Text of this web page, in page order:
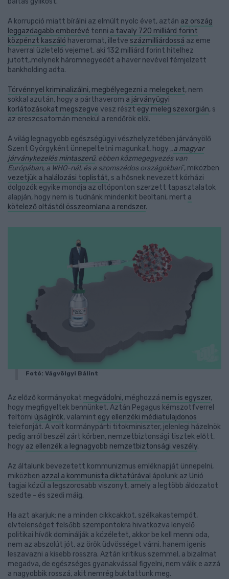
A korrupció miatt bírálni az elmúlt nyolc évet, aztán az ország
leggazdagabb emberévé tenni a tavaly 720 milliárd forint
közpénzt kaszáló haveromat, illetve százmilliárdossá az eme
haverral üzletelő vejemet, aki 132 milliárd forint hitelhez
jutott,.melynek háromnegyedét a haver nevével fémjelzett
bankholding adta.
Törvénnyel kriminalizálni, megbélyegezni a melegeket, nem
sokkal azután, hogy a párthaverom a járványügyi
korlátozásokat megszegve vesz részt egy meleg szexorgián, s
az ereszcsatornán menekül a rendőrök elől.
A világ legnagyobb egészségügyi vészhelyzetében járványölő
Szent Györgyként ünnepeltetni magunkat, hogy „a magyar
járványkezelés mintaszerű, ebben közmegegyezés van
Európában, a WHO-nál, és a szomszédos országokban”, miközben
vezetjük a halálozási toplistát, s a hősnek nevezett kórházi
dolgozók egyike mondja az oltóponton szerzett tapasztalatok
alapján, hogy nem is tudnánk mindenkit beoltani, mert a
kötelező oltástól összeomlana a rendszer.
Fotó: Vágvölgyi Bálint
Az előző kormányokat megvádolni, méghozzá nem is egyszer,
hogy megfigyeltek bennünket. Aztán Pegagus kémszotfverrel
feltörni újságírók, valamint egy ellenzéki médiatulajdonos
telefonját. A volt kormánypárti titokminiszter, jelenlegi házelnök
pedig arról beszél zárt körben, nemzetbiztonsági tisztek előtt,
hogy az ellenzék a legnagyobb nemzetbiztonsági veszély.
Az általunk bevezetett kommunizmus emléknapját ünnepelni,
miközben azzal a kommunista diktatúrával ápolunk az Unió
tagjai közül a legszorosabb viszonyt, amely a legtöbb áldozatot
szedte - és szedi máig.
Ha azt akarjuk: ne a minden cikkcakkot, szélkakastempót,
elvtelenséget felsőbb szempontokra hivatkozva lenyelő
politikai hívők dominálják a közéletet, akkor be kell menni oda,
nem az abszolút jót, az örök üdvösséget várni, hanem igenis
leszavazni a kisebb rosszra. Aztán kritikus szemmel, a bizalmat
megadva, de egészséges gyanakvással figyelni, nem válik e azzá
a nagyobbik rosszá, akit nemrég buktattunk meg.